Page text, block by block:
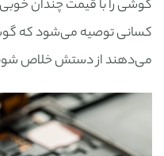
گوشی را با قیمت چندان
کسانی توصیه می‌شود که
می‌دهند از دستش خلاص